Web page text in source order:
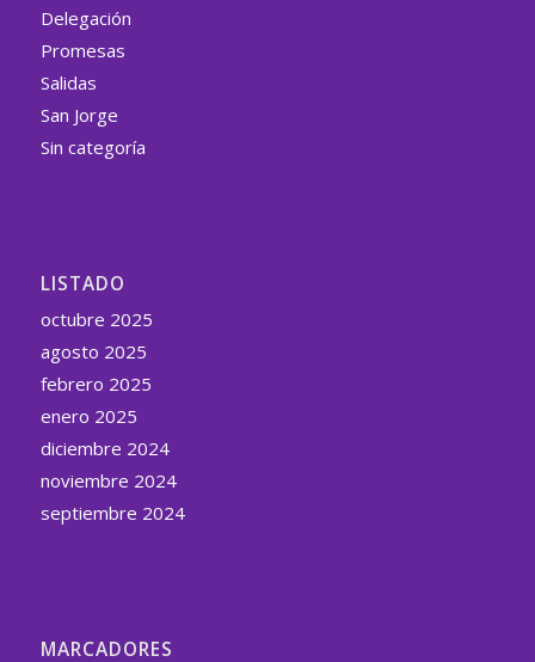
Delegación
Promesas
Salidas
San Jorge
Sin categoría
LISTADO
octubre 2025
agosto 2025
febrero 2025
enero 2025
diciembre 2024
noviembre 2024
septiembre 2024
MARCADORES